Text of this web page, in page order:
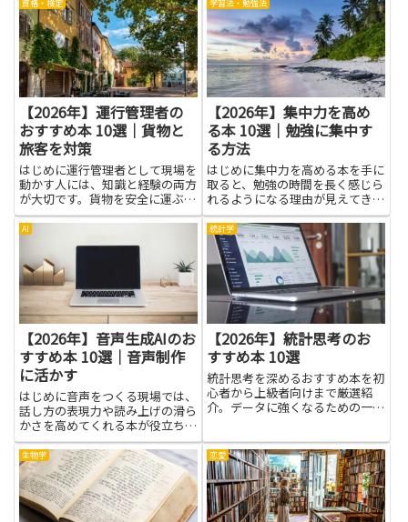
を見つけると、判断が早く正しく
なり、心が落ち着きます。人に振
り回されない生き方は、日常の
選...
資格・検定
【2026年】運行管理者の
おすすめ本 10選｜貨物と
旅客を対策
はじめに運行管理者として現場を
動かす人には、知識と経験の両方
が大切です。貨物を安全に運ぶた
めのルールや、旅客の乗車をスム
ーズにする工夫は、実務だけでは
身につかない部分もあります。本
を通じて考え方を広げたり、ケー
スごとの判断のヒントを手に入
れ...
学習法・勉強法
【2026年】集中力を高め
る本 10選｜勉強に集中す
る方法
はじめに集中力を高める本を手に
取ると、勉強の時間を長く感じら
れるようになる理由が見えてきま
す。難しい実験や複雑な理論よ
り、日常のちょっとした工夫を丁
寧に紹介してくれるからです。読
み方は人それぞれですが、すぐに
実践できるヒントを拾える本は、
迷...
AI
【2026年】音声生成AIのお
すすめ本 10選｜音声制作
に活かす
はじめに音声をつくる現場では、
話し方の表現力や読み上げの滑ら
かさを高めてくれる本が役立ちま
す。音声生成AIのしくみを知る
と、音色や抑揚の作り方を理解し
やすくなり、日常の制作作業をス
ムーズに進められるようになりま
す。ポッドキャストの原稿読み
上...
統計学
【2026年】統計思考のお
すすめ本 10選
統計思考を深めるおすすめ本を初
心者から上級者向けまで厳選紹
介。データに強くなるための一冊
生物学 恋愛